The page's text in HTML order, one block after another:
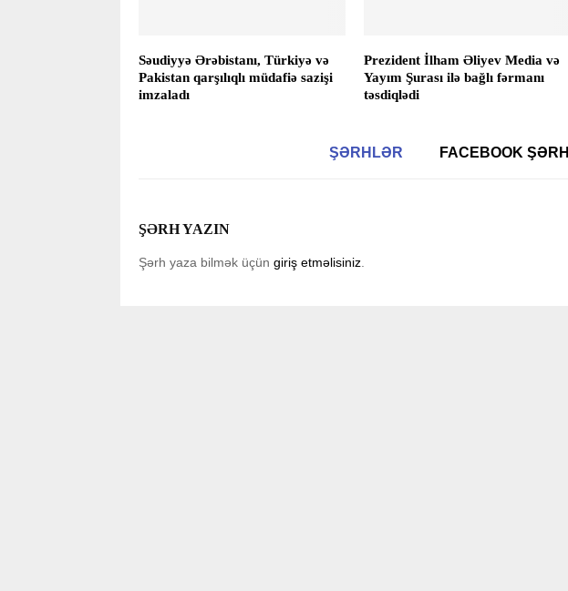
Səudiyyə Ərəbistanı, Türkiyə və
Pakistan qarşılıqlı müdafiə sazişi
imzaladı
Prezident İlham Əliyev Media və
Yayım Şurası ilə bağlı fərmanı
təsdiqlədi
ŞƏRHLƏR FACEBOOK
ŞƏRH YAZIN
Şərh yaza bilmək üçün giriş etməlisiniz